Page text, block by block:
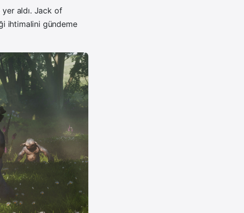
aldı. Jack of
ihtimalini gündeme